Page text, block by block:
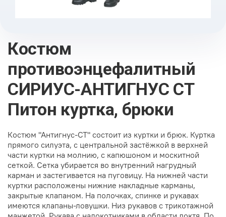
Костюм
противоэнцефалитный
СИРИУС-АНТИГНУС СТ
Питон куртка, брюки
Костюм "Антигнус-СТ" состоит из куртки и брюк. Куртка
прямого силуэта, с центральной застёжкой в верхней
части куртки на молнию, с капюшоном и москитной
сеткой. Сетка убирается во внутренний нагрудный
карман и застегивается на пуговицу. На нижней части
куртки расположены нижние накладные карманы,
закрытые клапаном. На полочках, спинке и рукавах
имеются клапаны-ловушки. Низ рукавов с трикотажной